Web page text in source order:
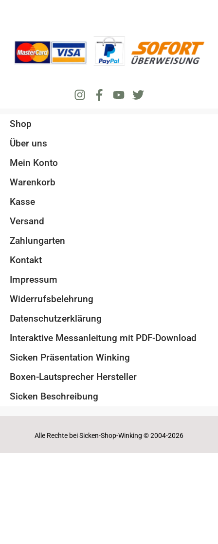
Shop
Über uns
Mein Konto
Warenkorb
Kasse
Versand
Zahlungarten
Kontakt
Impressum
Widerrufsbelehrung
Datenschutzerklärung
Interaktive Messanleitung mit PDF-Download
Sicken Präsentation Winking
Boxen-Lautsprecher Hersteller
Sicken Beschreibung
Alle Rechte bei Sicken-Shop-Winking © 2004-2026